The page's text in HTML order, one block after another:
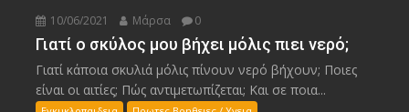
10/06/2021 Μάρσα 0
Γιατί ο σκύλος μου βήχει μόλις πιει νερό;
Γιατί κάποια σκυλιά μόλις πίνουν νερό βήχουν; Ποιες
είναι οι αιτίες; Πώς αντιμετωπίζεται; Και σε ποια...